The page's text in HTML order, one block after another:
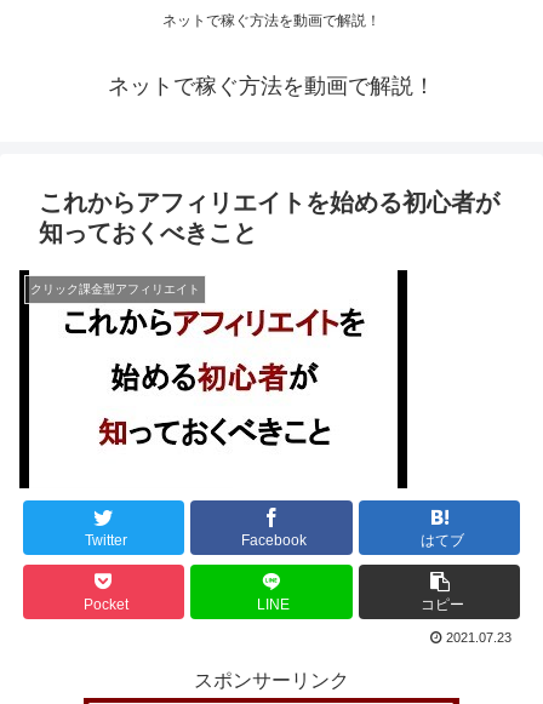
ネットで稼ぐ方法を動画で解説！
ネットで稼ぐ方法を動画で解説！
これからアフィリエイトを始める初心者が
知っておくべきこと
クリック課金型アフィリエイト
Twitter Facebook はてブ
Pocket LINE コピー
2021.07.23
スポンサーリンク